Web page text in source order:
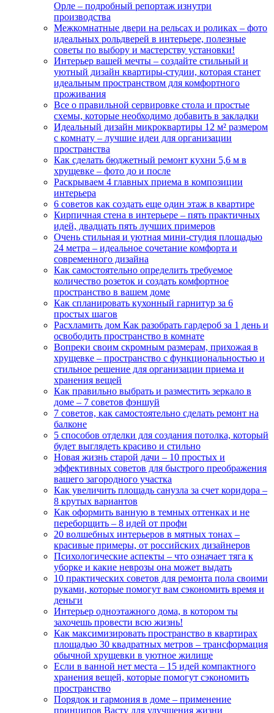
Орле – подробный репортаж изнутри
производства
Межкомнатные двери на рельсах и роликах – фото
идеальных рольдверей в интерьере, полезные
советы по выбору и мастерству установки!
Интерьер вашей мечты – создайте стильный и
уютный дизайн квартиры-студии, которая станет
идеальным пространством для комфортного
проживания
Все о правильной сервировке стола и простые
схемы, которые необходимо добавить в закладки
Идеальный дизайн микроквартиры 12 м² размером
с комнату – лучшие идеи для организации
пространства
Как сделать бюджетный ремонт кухни 5,6 м в
хрущевке – фото до и после
Раскрываем 4 главных приема в композиции
интерьера
6 советов как создать еще один этаж в квартире
Кирпичная стена в интерьере – пять практичных
идей, двадцать пять лучших примеров
Очень стильная и уютная мини-студия площадью
24 метра – идеальное сочетание комфорта и
современного дизайна
Как самостоятельно определить требуемое
количество розеток и создать комфортное
пространство в вашем доме
Как спланировать кухонный гарнитур за 6
простых шагов
Расхламить дом Как разобрать гардероб за 1 день и
освободить пространство в комнате
Вопреки своим скромным размерам, прихожая в
хрущевке – пространство с функциональностью и
стильное решение для организации приема и
хранения вещей
Как правильно выбрать и разместить зеркало в
доме – 7 советов фэншуй
7 советов, как самостоятельно сделать ремонт на
балконе
5 способов отделки для создания потолка, который
будет выглядеть красиво и стильно
Новая жизнь старой дачи – 10 простых и
эффективных советов для быстрого преображения
вашего загородного участка
Как увеличить площадь санузла за счет коридора –
8 крутых вариантов
Как оформить ванную в темных оттенках и не
переборщить – 8 идей от профи
20 волшебных интерьеров в мятных тонах –
красивые примеры, от российских дизайнеров
Психологические аспекты – что означает тяга к
уборке и какие неврозы она может выдать
10 практических советов для ремонта пола своими
руками, которые помогут вам сэкономить время и
деньги
Интерьер одноэтажного дома, в котором ты
захочешь провести всю жизнь!
Как максимизировать пространство в квартирах
площадью 30 квадратных метров – трансформация
обычной хрущевки в уютное жилище
Если в ванной нет места – 15 идей компактного
хранения вещей, которые помогут сэкономить
пространство
Порядок и гармония в доме – применение
принципов Васту для улучшения жизни